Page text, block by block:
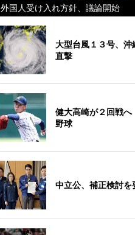
外国人受け入れ方針、議論開始
大型台風１３号、沖
直撃
健大高崎が２回戦
野球
中立公、補正検討を